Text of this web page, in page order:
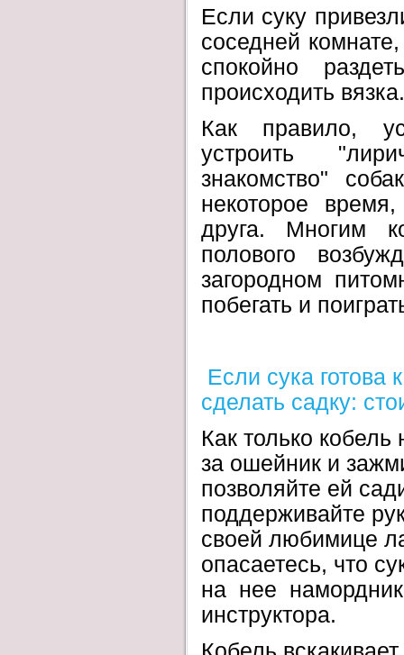
Если суку
соседней
спокойно
происходить вязка.
Как правило,
устроить
знакомство"
некоторое
друга. Многим
полового
загородном
побегать и
Если сука готова
сделать садку:
Как только кобель
за ошейник и
позволяйте ей
поддерживайте
своей любимице
опасаетесь, что
на нее намордник
инструктора.